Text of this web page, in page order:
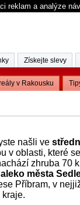
reklam a analýze
našli ve
v oblasti, které
zhruba 70
města
Příbram, v
Získejte slevy
v Rakousku